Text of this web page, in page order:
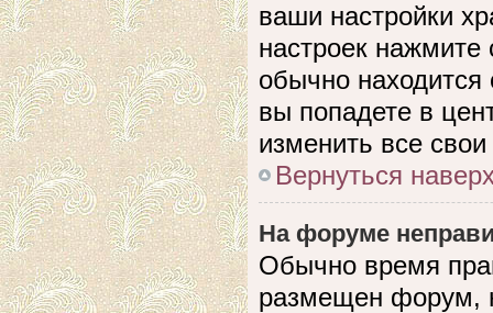
ваши настройки
настроек нажмите
обычно
вы попадете в
изменить все свои
Вернуться
На форуме
Обычно время
размещен форум,